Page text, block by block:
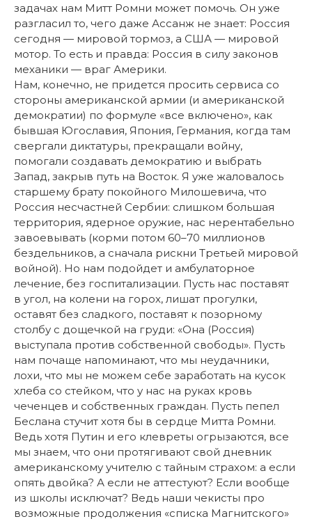
задачах нам Митт Ромни может помочь. Он уже
разгласил то, чего даже Ассанж не знает: Россия
сегодня — мировой тормоз, а США — мировой
мотор. То есть и правда: Россия в силу законов
механики — враг Америки.
Нам, конечно, не придется просить сервиса со
стороны американской армии (и американской
демократии) по формуле «все включено», как
бывшая Югославия, Япония, Германия, когда там
свергали диктатуры, прекращали войну,
помогали создавать демократию и выбрать
Запад, закрыв путь на Восток. Я уже жаловалось
старшему брату покойного Милошевича, что
Россия несчастней Сербии: слишком большая
территория, ядерное оружие, нас нерентабельно
завоевывать (корми потом 60–70 миллионов
бездельников, а сначала рискни Третьей мировой
войной). Но нам подойдет и амбулаторное
лечение, без госпитализации. Пусть нас поставят
в угол, на колени на горох, лишат прогулки,
оставят без сладкого, поставят к позорному
столбу с дощечкой на груди: «Она (Россия)
выступала против собственной свободы». Пусть
нам почаще напоминают, что мы неудачники,
лохи, что мы не можем себе заработать на кусок
хлеба со стейком, что у нас на руках кровь
чеченцев и собственных граждан. Пусть пепел
Беслана стучит хотя бы в сердце Митта Ромни.
Ведь хотя Путин и его клевреты огрызаются, все
мы знаем, что они протягивают свой дневник
американскому учителю с тайным страхом: а если
опять двойка? А если не аттестуют? Если вообще
из школы исключат? Ведь наши чекисты про
возможные продолжения «списка Магнитского»